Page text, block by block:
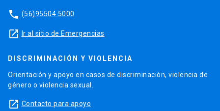
phone (56)95504 5000
launch Ir al sitio de Emergencias
DISCRIMINACIÓN Y VIOLENCIA
Orientación y apoyo en casos de discriminación, violencia de
género o violencia sexual.
launch Contacto para apoyo